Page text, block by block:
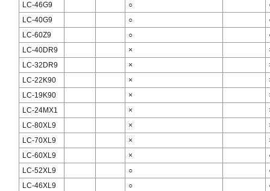
LC-46G9 ○
LC-40G9
○
LC-60Z9
○
LC-40DR9
×
LC-32DR9
×
LC-22K90
×
LC-19K90
×
LC-24MX1
×
LC-80XL9
×
LC-70XL9
×
LC-60XL9
×
LC-52XL9
○
LC-46XL9
○